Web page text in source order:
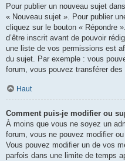
Pour publier un nouveau sujet
« Nouveau sujet ». Pour publier
cliquez sur le bouton « Répondre
d’être inscrit avant de pouvoir
une liste de vos permissions est
du sujet. Par exemple : vous
forum, vous pouvez transférer
Haut
Comment puis-je modifier ou
À moins que vous ne soyez un
forum, vous ne pouvez modifier
Vous pouvez modifier un de vos
parfois dans une limite de temps